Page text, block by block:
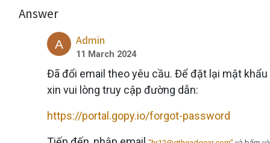
Answer
Admin
11 March 2024
Đã đổi email theo yêu cầu. Để đặt lại mật khẩu
xin vui lòng truy cập đường dẫn:
https://portal.gopy.io/forgot-password